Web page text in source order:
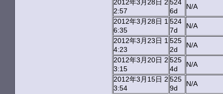
2012年3月28日 2
2:57
524
6d
N/A
2012年3月28日 1
6:35
524
7d
N/A
2012年3月23日 1
4:23
525
2d
N/A
2012年3月20日 2
3:15
525
4d
N/A
2012年3月15日 2
3:54
525
9d
N/A